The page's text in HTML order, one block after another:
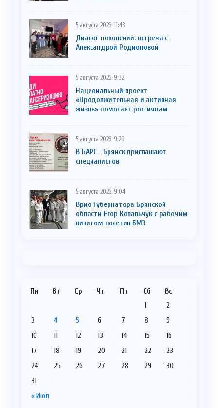
5 августа 2026, 11:43
Диалог поколений: встреча с
Александрой Родионовой
5 августа 2026, 9:32
Национальный проект
«Продолжительная и активная
жизнь» помогает россиянам
5 августа 2026, 9:29
В БАРС– Брянcк приглaшают
cпециaлистoв
5 августа 2026, 9:04
Врио Губернатора Брянской
области Егор Ковальчук с рабочим
визитом посетил БМЗ
Пн Вт Ср Чт Пт Сб Вс
« Июл
1
2
3
4 5 6 7 8
9
10
11 12 13 14 15
16
17
18 19 20 21 22
23
24
25 26 27 28 29
30
31